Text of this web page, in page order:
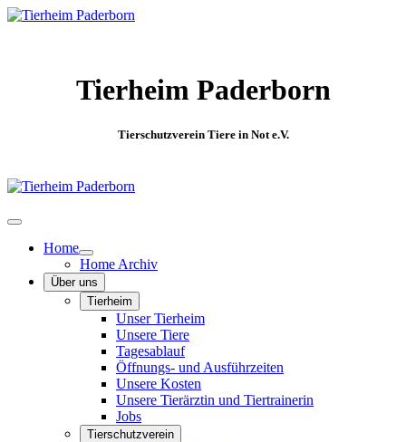
Tierheim Paderborn
Tierschutzverein Tiere in Not e.V.
Home
Home Archiv
Über uns
Tierheim
Unser Tierheim
Unsere Tiere
Tagesablauf
Öffnungs- und Ausführzeiten
Unsere Kosten
Unsere Tierärztin und Tiertrainerin
Jobs
Tierschutzverein